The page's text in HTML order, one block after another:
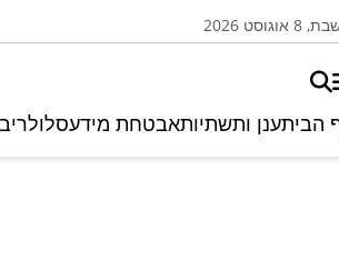
8 אוגוסט 2026
הביתענן ותשתיותאבטחת מידעסלולרי